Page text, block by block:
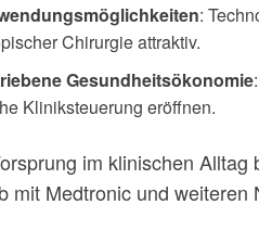
:
Chirurgie attraktiv.
Gesundheitsökonomie
Kliniksteuerung eröffnen.
im klinischen
mit Medtronic und